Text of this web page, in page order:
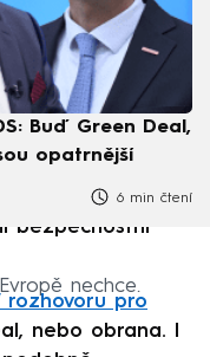
Buď Green Deal,
opatrnější
6 min čtení
bezpečnostní
nechce.
rozhovoru pro
nebo obrana. I